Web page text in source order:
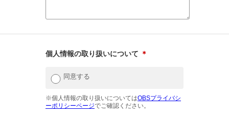
個人情報の取り扱いについて ＊
同意する
※個人情報の取り扱いについてはOBSプライバシ
ーポリシーページでご確認ください。